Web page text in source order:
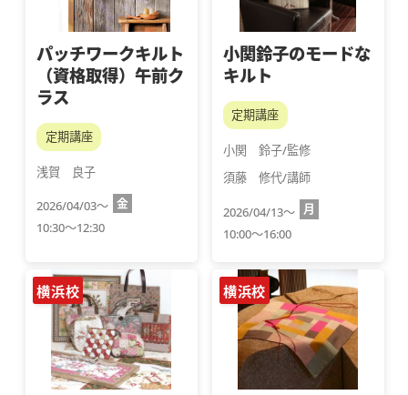
パッチワークキルト
（資格取得）午前ク
ラス
定期講座
浅賀　良子
2026/04/03～ 金
10:30～12:30
小関鈴子のモードな
キルト
定期講座
小関　鈴子/監修
須藤　修代/講師
2026/04/13～ 月
10:00～16:00
横浜校 横浜校